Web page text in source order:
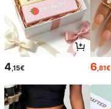
4,15€ 6,81€